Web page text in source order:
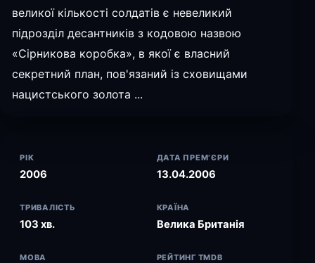
великої кількості солдатів є невеликий
підрозділ десантників з кодовою назвою
«Сірникова коробка», в якої є власний
секретний план, пов'язаний із сховищами
нацистського золота ...
РІК
2006
ДАТА ПРЕМ’ЄРИ
13.04.2006
ТРИВАЛІСТЬ
103 хв.
КРАЇНА
Велика Британія
МОВА РЕЙТИНГ TMDB